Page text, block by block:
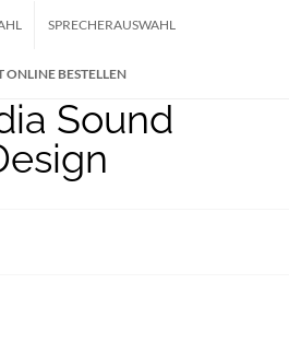
SPRECHERAUSWAHL
ONLINE BESTELLEN